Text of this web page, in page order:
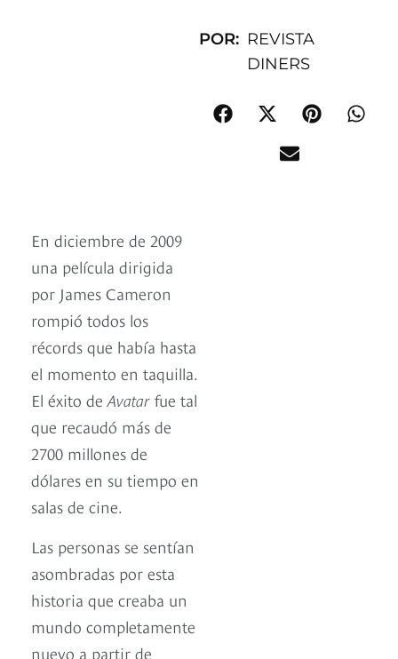
POR: REVISTA
DINERS
En diciembre de 2009
una película dirigida
por James Cameron
rompió todos los
récords que había hasta
el momento en taquilla.
El éxito deAvatar fue tal
que recaudó más de
2700 millones de
dólares en su tiempo en
salas de cine.
Las personas se sentían
asombradas por esta
historia que creaba un
mundo completamente
nuevo a partir de